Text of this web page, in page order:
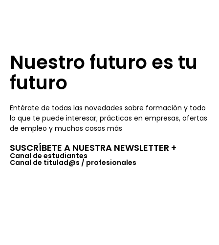
Nuestro futuro es tu
futuro
Entérate de todas las novedades sobre formación y todo
lo que te puede interesar; prácticas en empresas, ofertas
de empleo y muchas cosas más
SUSCRÍBETE A NUESTRA NEWSLETTER +​
Canal de estudiantes
Canal de titulad@s / profesionales